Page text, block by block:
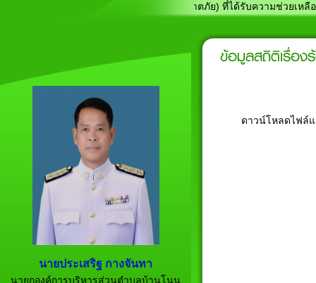
ง ประกาศรายชื่อผู้ประสบภัย (วาตภัย) ที่ได้รับความช่วยเหลือ
นายประเสริฐ กางจันทา
นายกองค์การบริหารส่วนตำบลบ้านโนน
ข้อมูลสถิติเรื่อง
ดาวน์โหลดไฟล์